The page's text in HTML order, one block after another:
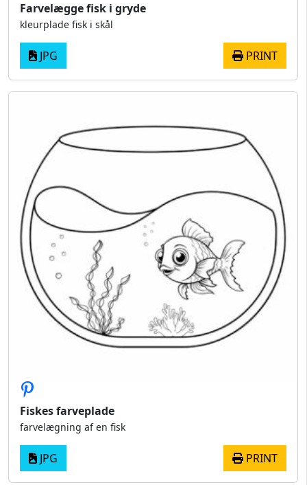
Farvelægge fisk i gryde
kleurplade fisk i skål
JPG PRINT
Fiskes farveplade
farvelægning af en fisk
JPG PRINT